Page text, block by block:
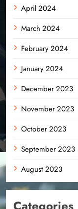
April 2024
March 2024
February 2024
January 2024
December 2023
November 2023
October 2023
September 2023
August 2023